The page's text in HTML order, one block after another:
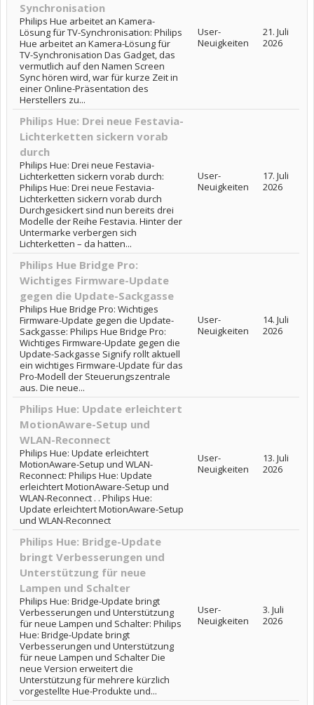
Synchronisation
Philips Hue arbeitet an Kamera-
Lösung für TV-Synchronisation: Philips
Hue arbeitet an Kamera-Lösung für
TV-Synchronisation Das Gadget, das
vermutlich auf den Namen Screen
Sync hören wird, war für kurze Zeit in
einer Online-Präsentation des
Herstellers zu...
User-
Neuigkeiten
21. Juli
2026
Philips Hue: Drei neue Festavia-
Lichterketten sickern vorab
durch
Philips Hue: Drei neue Festavia-
Lichterketten sickern vorab durch:
Philips Hue: Drei neue Festavia-
Lichterketten sickern vorab durch
Durchgesickert sind nun bereits drei
Modelle der Reihe Festavia. Hinter der
Untermarke verbergen sich
Lichterketten – da hatten...
User-
Neuigkeiten
17. Juli
2026
Philips Hue Bridge Pro:
Wichtiges Firmware-Update
gegen die Update-Sackgasse
Philips Hue Bridge Pro: Wichtiges
Firmware-Update gegen die Update-
Sackgasse: Philips Hue Bridge Pro:
Wichtiges Firmware-Update gegen die
Update-Sackgasse Signify rollt aktuell
ein wichtiges Firmware-Update für das
Pro-Modell der Steuerungszentrale
aus. Die neue...
User-
Neuigkeiten
14. Juli
2026
Philips Hue: Update erleichtert
MotionAware-Setup und
WLAN-Reconnect
Philips Hue: Update erleichtert
MotionAware-Setup und WLAN-
Reconnect: Philips Hue: Update
erleichtert MotionAware-Setup und
WLAN-Reconnect . . Philips Hue:
Update erleichtert MotionAware-Setup
und WLAN-Reconnect
User-
Neuigkeiten
13. Juli
2026
Philips Hue: Bridge-Update
bringt Verbesserungen und
Unterstützung für neue
Lampen und Schalter
Philips Hue: Bridge-Update bringt
Verbesserungen und Unterstützung
für neue Lampen und Schalter: Philips
Hue: Bridge-Update bringt
Verbesserungen und Unterstützung
für neue Lampen und Schalter Die
neue Version erweitert die
Unterstützung für mehrere kürzlich
vorgestellte Hue-Produkte und...
User-
Neuigkeiten
3. Juli
2026